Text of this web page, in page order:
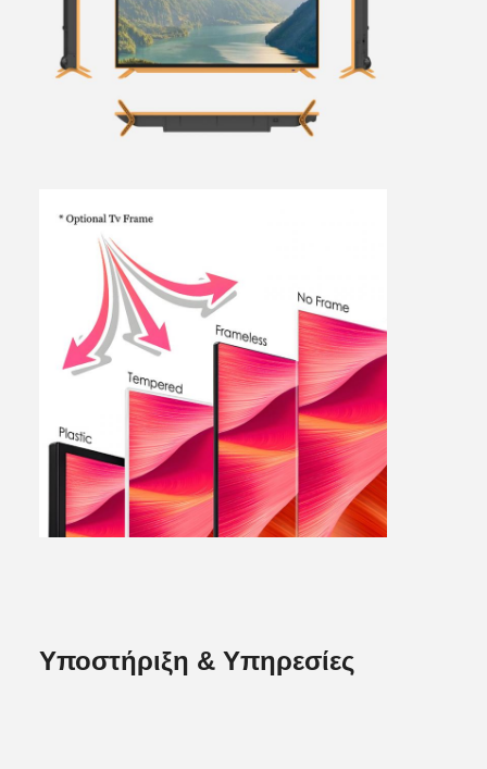
Υποστήριξη & Υπηρεσίες